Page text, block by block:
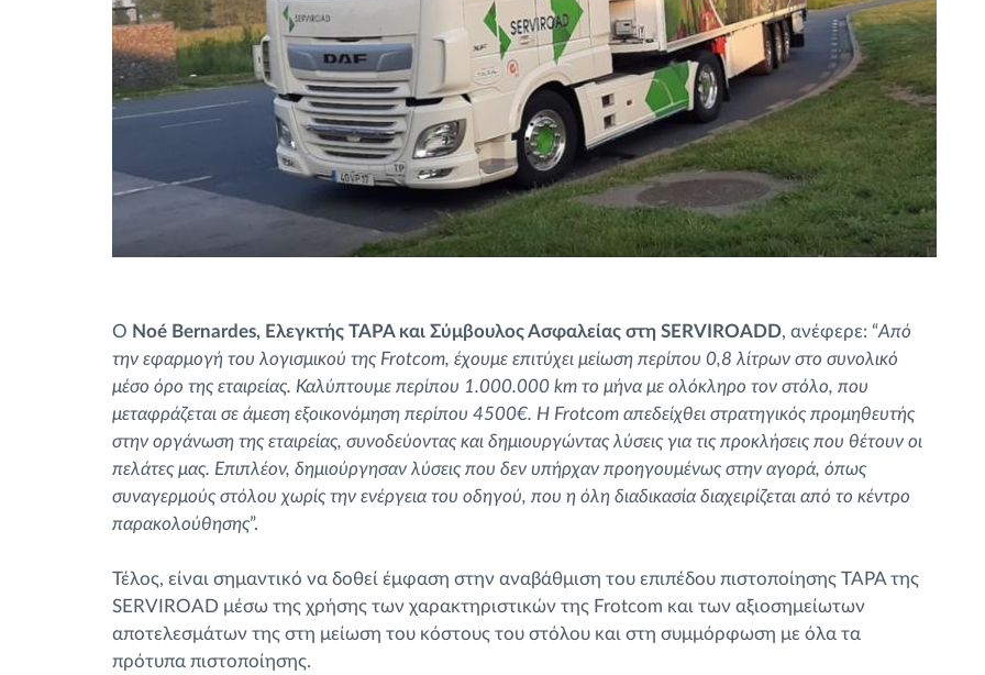
Ο Noé Bernardes, Ελεγκτής TAPA και Σύμβουλος Ασφαλείας στη SERVIROADD, ανέφερε: “Από
την εφαρμογή του λογισμικού της Frotcom, έχουμε επιτύχει μείωση περίπου 0,8 λίτρων στο συνολικό
μέσο όρο της εταιρείας. Καλύπτουμε περίπου 1.000.000 km το μήνα με ολόκληρο τον στόλο, που
μεταφράζεται σε άμεση εξοικονόμηση περίπου 4500€. Η Frotcom απεδείχθει στρατηγικός προμηθευτής
στην οργάνωση της εταιρείας, συνοδεύοντας και δημιουργώντας λύσεις για τις προκλήσεις που θέτουν οι
πελάτες μας. Επιπλέον, δημιούργησαν λύσεις που δεν υπήρχαν προηγουμένως στην αγορά, όπως
συναγερμούς στόλου χωρίς την ενέργεια του οδηγού, που η όλη διαδικασία διαχειρίζεται από το κέντρο
παρακολούθησης”.
Τέλος, είναι σημαντικό να δοθεί έμφαση στην αναβάθμιση του επιπέδου πιστοποίησης TAPA της
SERVIROAD μέσω της χρήσης των χαρακτηριστικών της Frotcom και των αξιοσημείωτων
αποτελεσμάτων της στη μείωση του κόστους του στόλου και στη συμμόρφωση με όλα τα
πρότυπα πιστοποίησης.